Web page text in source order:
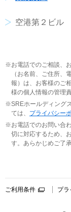
空港第２ビル
お電話でのご相談、
（お名前、ご住所、
報）は、お客様のご
様の個人情報の管理
SREホールディング
ては、 プライバシー
お電話でのお問い合
切に対応するため、
す。あらかじめご了
ご利用条件 プラ